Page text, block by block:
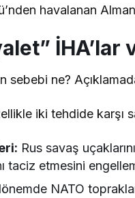
havalanan
İHA’lar
sebebi ne?
iki tehdide karşı
Rus savaş
taciz etmesini
NATO